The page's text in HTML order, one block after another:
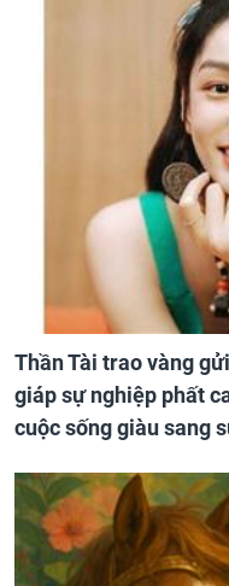
Thần Tài trao vàng
giáp sự nghiệp phất
cuộc sống giàu sang